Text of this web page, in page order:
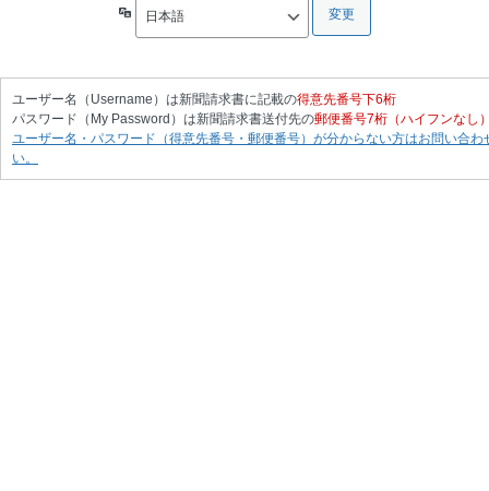
言
語
ユーザー名（Username）は新聞請求書に記載の得意先番号下6桁
パスワード（My Password）は新聞請求書送付先の郵便番号7桁（ハイフンなし
ユーザー名・パスワード（得意先番号・郵便番号）が分からない方はお問い合わ
い。